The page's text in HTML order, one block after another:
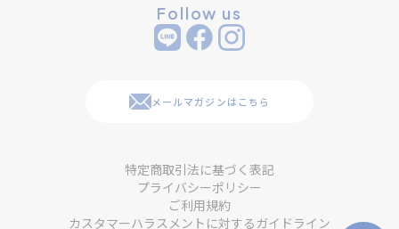
Follow us
メールマガジンはこちら
特定商取引法に基づく表記
プライバシーポリシー
ご利用規約
カスタマーハラスメントに対するガイドライン